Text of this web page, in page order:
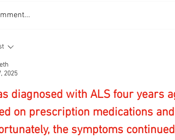
2025
diagnosed with ALS four years
on prescription medications
the symptoms